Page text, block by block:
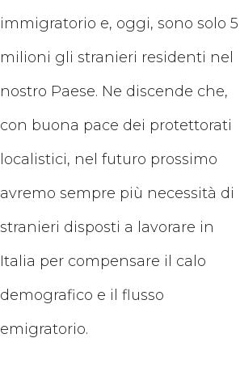
immigratorio e, oggi, sono solo 5
milioni gli stranieri residenti nel
nostro Paese. Ne discende che,
con buona pace dei protettorati
localistici, nel futuro prossimo
avremo sempre più necessità di
stranieri disposti a lavorare in
Italia per compensare il calo
demografico e il flusso
emigratorio.